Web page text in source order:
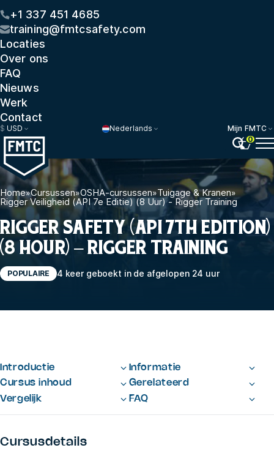
+1 337 451 4685
training@fmtcsafety.com
Locaties
Over ons
FAQ
Nieuws
Werk
Contact
$ USD Nederlands
Mijn FMTC
0
Home»Cursussen»OSHA-cursussen»Tuigage & Kranen»
Rigger Veiligheid (API 7e Editie) (8 Uur) - Rigger Training
RIGGER SAFETY (API 7TH EDITION)
(8 HOUR) – RIGGER TRAINING
POPULAIRE 4 keer geboekt in de afgelopen 24 uur
Introductie
Informatie
Cursus inhoud
Gerelateerd
Vergelijk
FAQ
Cursusdetails